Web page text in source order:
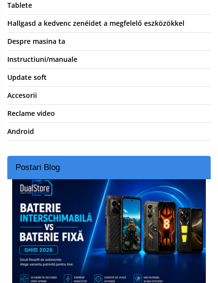
Tablete
Hallgasd a kedvenc zenéidet a megfelelő eszközökkel
Despre masina ta
Instructiuni/manuale
Update soft
Accesorii
Reclame video
Android
Postari Blog